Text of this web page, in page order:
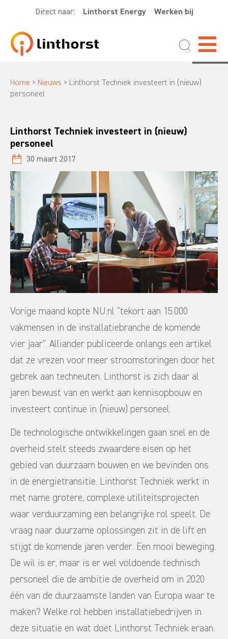
Direct naar: Linthorst Energy Werken bij
Home > Nieuws > Linthorst Techniek investeert in (nieuw)
personeel
Linthorst Techniek investeert in (nieuw)
personeel
30 maart 2017
Vorige maand kopte NU.nl “tekort aan 15.000
vakmensen in de installatiebranche de komende
vier jaar”. Alliander publiceerde onlangs een artikel
dat ze vrezen voor meer stroomstoringen door het
gebrek aan techneuten. Linthorst is zich daar al
jaren bewust van en werkt aan kennisopbouw en
investeert continue in (nieuw) personeel.
De technologische ontwikkelingen gaan snel en de
overheid stelt steeds zwaardere eisen op het
gebied van duurzaam bouwen en we bevinden ons
in de energietransitie. Linthorst Techniek werkt in
met name grotere, complexe utiliteitsprojecten
waar verduurzaming een belangrijke rol speelt. De
vraag naar duurzame oplossingen zit in de lift en
stijgt de komende jaren verder. Een mooi beweging.
De wil is er, maar is er wel voldoende technisch
personeel die de ambitie de overheid om in 2020
één van de duurzaamste landen van Europa waar te
maken? Welke rol hebben installatiebedrijven in
deze situatie en wat doet Linthorst Techniek eraan.